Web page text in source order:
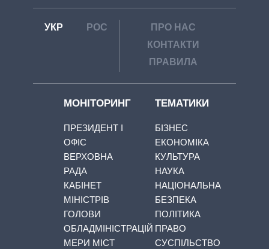
УКР РОС
ПРО НАС
КОНТАКТИ
ПРАВИЛА
МОНІТОРИНГ
ПРЕЗИДЕНТ І
ОФІС
ВЕРХОВНА
РАДА
КАБІНЕТ
МІНІСТРІВ
ГОЛОВИ
ОБЛАДМІНІСТРАЦІЙ
МЕРИ МІСТ
ТЕМАТИКИ
БІЗНЕС
ЕКОНОМІКА
КУЛЬТУРА
НАУКА
НАЦІОНАЛЬНА
БЕЗПЕКА
ПОЛІТИКА
ПРАВО
СУСПІЛЬСТВО